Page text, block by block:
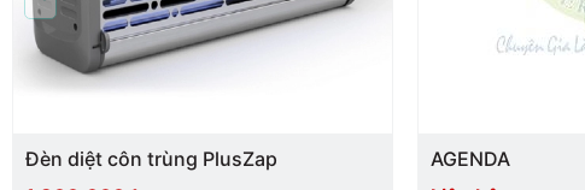
Đèn diệt côn trùng PlusZap
AGENDA